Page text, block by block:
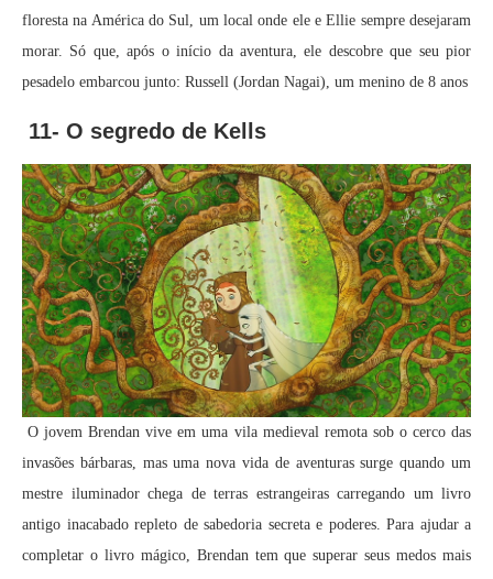
floresta na América do Sul, um local onde ele e Ellie sempre desejaram
morar. Só que, após o início da aventura, ele descobre que seu pior
pesadelo embarcou junto: Russell (Jordan Nagai), um menino de 8 anos
11- O segredo de Kells
O jovem Brendan vive em uma vila medieval remota sob o cerco das
invasões bárbaras, mas uma nova vida de aventuras surge quando um
mestre iluminador chega de terras estrangeiras carregando um livro
antigo inacabado repleto de sabedoria secreta e poderes. Para ajudar a
completar o livro mágico, Brendan tem que superar seus medos mais